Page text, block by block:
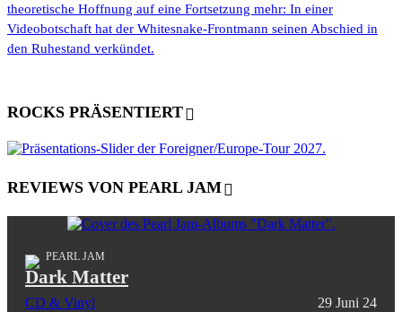
theoretische Hoffnung auf eine Fortsetzung mehr: In einer
Videobotschaft hat der Whitesnake-Frontmann seinen Abschied in
den Ruhestand verkündet.
ROCKS PRÄSENTIERT
REVIEWS VON PEARL JAM
PEARL JAM
Dark Matter
CD & Vinyl 29 Juni 24